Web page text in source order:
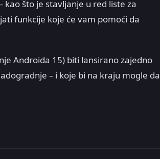
što je stavljanje u red liste za
funkcije koje će vam pomoći da
Androida 15) biti lansirano zajedno
– i koje bi na kraju mogle da